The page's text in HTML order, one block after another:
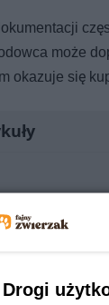
może
okazuje się
były dla nich
nagle
Drogi